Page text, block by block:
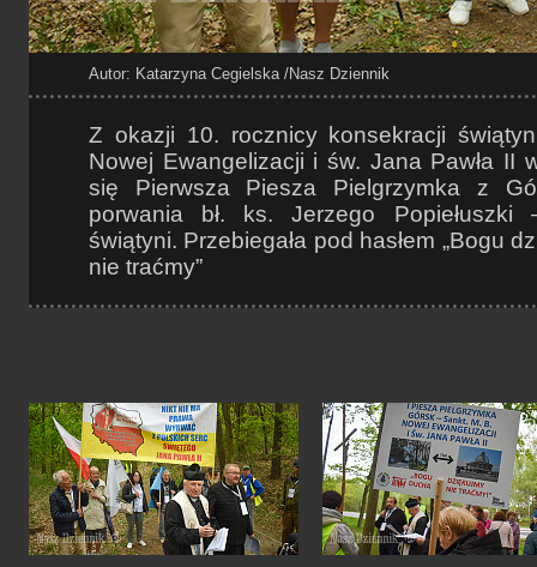
Autor: Katarzyna Cegielska /Nasz Dziennik
Z okazji 10. rocznicy konsekracji
Nowej Ewangelizacji i św. Jana Pawła II
się Pierwsza Piesza Pielgrzymka z
porwania bł. ks. Jerzego Popiełuszki
świątyni. Przebiegała pod hasłem „Bogu
nie traćmy”